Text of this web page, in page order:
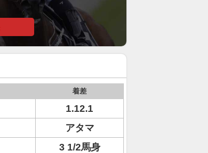
着差
1.12.1
アタマ
3 1/2馬身